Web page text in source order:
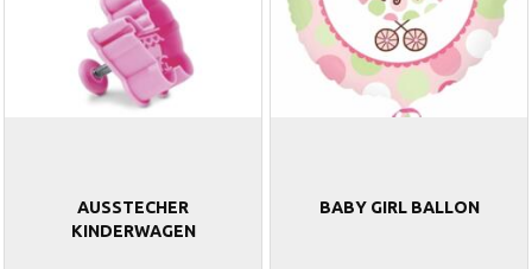
AUSSTECHER
KINDERWAGEN
BABY GIRL BALLON